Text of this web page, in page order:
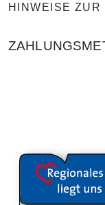
HINWEISE ZUR